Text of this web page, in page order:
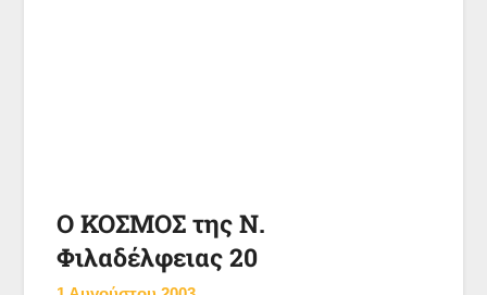
Ο ΚΟΣΜΟΣ της Ν.
Φιλαδέλφειας 20